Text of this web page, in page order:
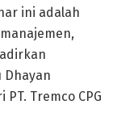
ini adalah
Dhayan
Tremco CPG